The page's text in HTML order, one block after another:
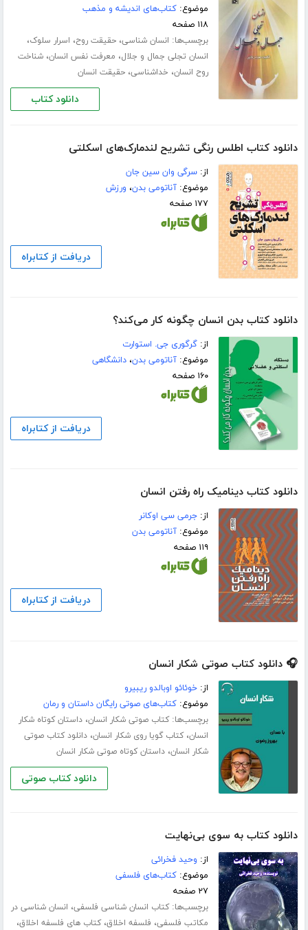
موضوع:کتاب‌های اندیشه و مذهب
۱۱۸ صفحه
برچسب‌ها: انسان شناسی،حقیقت روح، اسرار سلوک،
انسان تجلی جمال و جلال، معرفت نفس انسان،شناخت
روح انسان، خداشناسی،حقیقت انسان
دانلود کتاب
دانلود کتاب اطلس رنگی تشریح لندمارک‌های اسکلتی
از:سرگی وان سین جان
موضوع:آناتومی بدن، ورزش
۱۷۷ صفحه
دریافت از کتابراه
دانلود کتاب بدن انسان چگونه کار می‌کند؟
از:گرگوری جی. استوارت
موضوع:آناتومی بدن،دانشگاهی
۱۶۰ صفحه
دریافت از کتابراه
دانلود کتاب دینامیک راه رفتن انسان
از:جرمی سی اوکانر
موضوع:آناتومی بدن
۱۱۹ صفحه
دریافت از کتابراه
🎧 دانلود کتاب صوتی شکار انسان
از:خوئائو اوبالدو ریبیرو
موضوع:کتاب‌های صوتی رایگان داستان و رمان
برچسب‌ها:کتاب صوتی شکار انسان،داستان کوتاه شکار
انسان،کتاب گویا روی شکار انسان،دانلود کتاب صوتی
شکار انسان،داستان کوتاه صوتی شکار انسان
دانلود کتاب صوتی
دانلود کتاب به سوی بی‌نهایت
از: وحید فخرائی
موضوع:کتاب‌های فلسفی
۲۷ صفحه
برچسب‌ها:کتاب انسان شناسی فلسفی، انسان شناسی در
مکاتب فلسفی، فلسفه اخلاق،کتاب های فلسفه اخلاق،